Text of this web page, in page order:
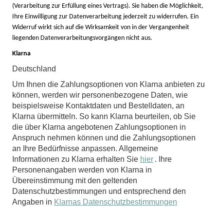
(Verarbeitung zur Erfüllung eines Vertrags). Sie haben die Möglichkeit,
Ihre Einwilligung zur Datenverarbeitung jederzeit zu widerrufen. Ein
Widerruf wirkt sich auf die Wirksamkeit von in der Vergangenheit
liegenden Datenverarbeitungsvorgängen nicht aus.
Klarna
Deutschland
Um Ihnen die Zahlungsoptionen von Klarna anbieten zu
können, werden wir personenbezogene Daten, wie
beispielsweise Kontaktdaten und Bestelldaten, an
Klarna übermitteln. So kann Klarna beurteilen, ob Sie
die über Klarna angebotenen Zahlungsoptionen in
Anspruch nehmen können und die Zahlungsoptionen
an Ihre Bedürfnisse anpassen. Allgemeine
Informationen zu Klarna erhalten Sie hier . Ihre
Personenangaben werden von Klarna in
Übereinstimmung mit den geltenden
Datenschutzbestimmungen und entsprechend den
Angaben in Klarnas Datenschutzbestimmungen